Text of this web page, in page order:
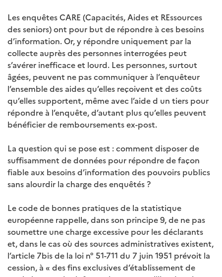
Les enquêtes CARE (Capacités, Aides et REssources
des seniors) ont pour but de répondre à ces besoins
d’information. Or, y répondre uniquement par la
collecte auprès des personnes interrogées peut
s’avérer inefficace et lourd. Les personnes, surtout
âgées, peuvent ne pas communiquer à l’enquêteur
l’ensemble des aides qu’elles reçoivent et des coûts
qu’elles supportent, même avec l’aide d un tiers pour
répondre à l’enquête, d’autant plus qu’elles peuvent
bénéficier de remboursements ex-post.
La question qui se pose est : comment disposer de
suffisamment de données pour répondre de façon
fiable aux besoins d’information des pouvoirs publics
sans alourdir la charge des enquêtés ?
Le code de bonnes pratiques de la statistique
européenne rappelle, dans son principe 9, de ne pas
soumettre une charge excessive pour les déclarants
et, dans le cas où des sources administratives existent,
l’article 7bis de la loi n° 51-711 du 7 juin 1951 prévoit la
cession, à « des fins exclusives d’établissement de